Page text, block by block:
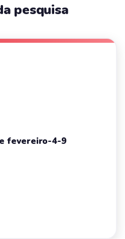
pesquisa
fevereiro-4-9